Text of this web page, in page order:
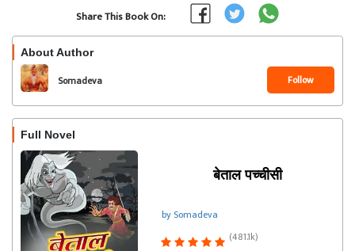
Share This Book On:
About Author
Somadeva Follow
Full Novel
बेताल पच्चीसी
by Somadeva
(481.1k)